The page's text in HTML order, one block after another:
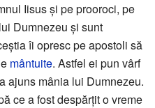
Iisus şi pe prooroci, pe
Dumnezeu şi sunt
îi opresc pe apostoli să
mântuite. Astfel ei pun vârf
ajuns mânia lui Dumnezeu.
ce a fost despărţit o vreme